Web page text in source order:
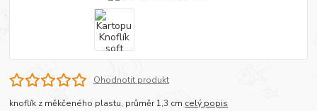
Ohodnotit produkt
knoflík z měkčeného plastu, průměr 1,3 cm celý popis